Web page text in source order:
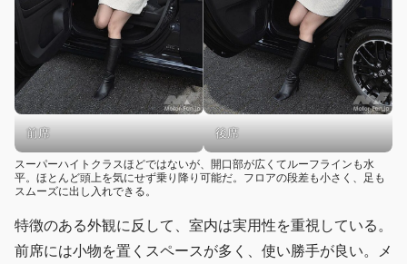
前席 後席
スーパーハイトクラスほどではないが、開口部が広くてルーフラインも水
平。ほとんど頭上を気にせず乗り降り可能だ。フロアの段差も小さく、足も
スムーズに出し入れできる。
特徴のある外観に反して、室内は実用性を重視している。
前席には小物を置くスペースが多く、使い勝手が良い。メ